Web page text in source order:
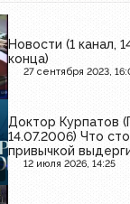
Новости (1 канал,
конца)
27 сентября 2023,
Доктор Курпатов
14.07.2006) Что
привычкой
12 июля 2026, 14:25